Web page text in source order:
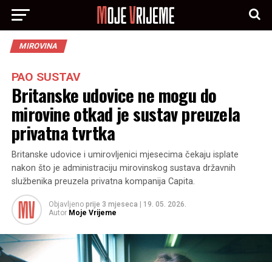
MIROVINA
PAO SUSTAV
Britanske udovice ne mogu do
mirovine otkad je sustav preuzela
privatna tvrtka
Britanske udovice i umirovljenici mjesecima čekaju isplate
nakon što je administraciju mirovinskog sustava državnih
službenika preuzela privatna kompanija Capita.
Objavljeno prije 3 mjeseca
19. 05. 2026.
Autor Moje Vrijeme